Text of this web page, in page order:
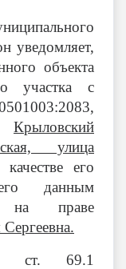
уведомляет,
объекта
участка с
,
Крыловский
улица
его
данным
на праве
ст. 69.1